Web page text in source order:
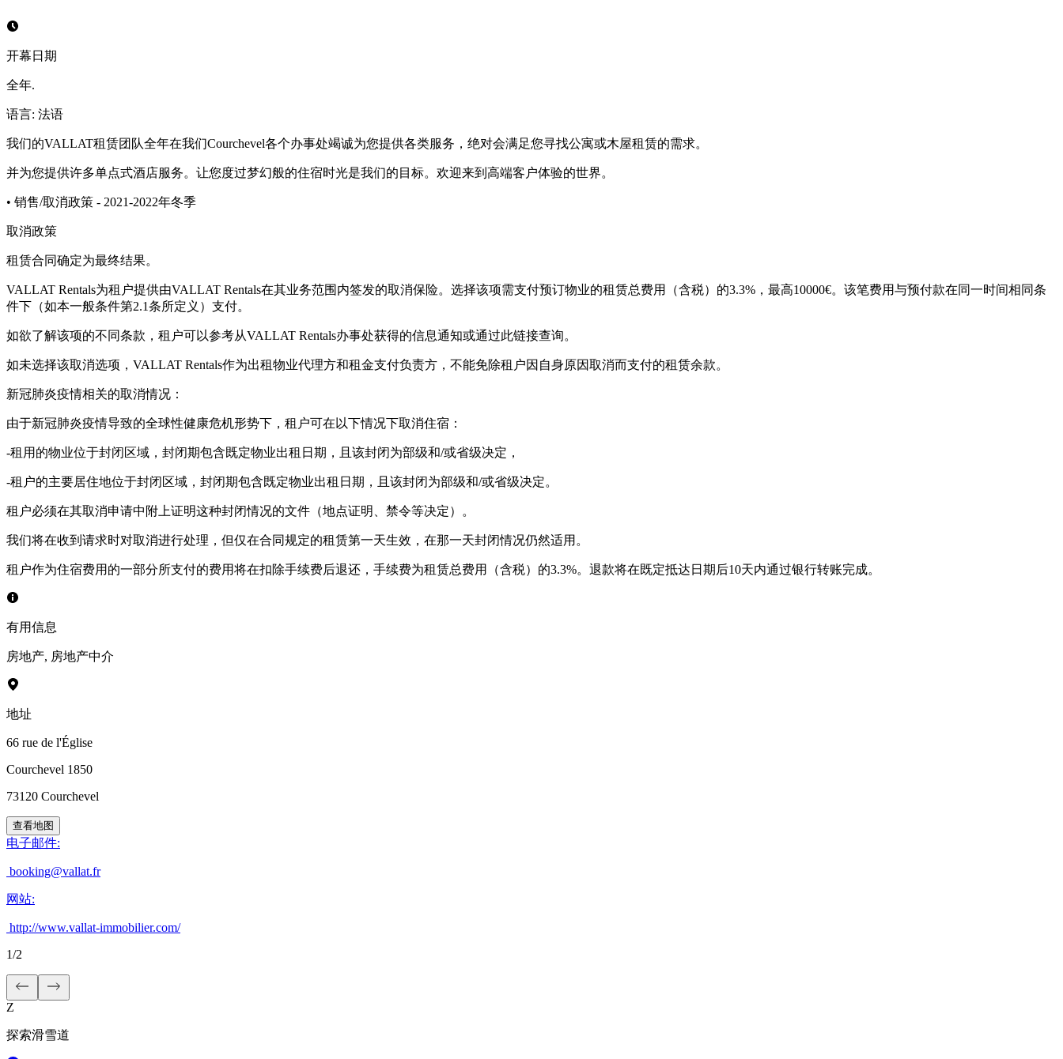
开幕日期
全年.
语言: 法语
我们的VALLAT租赁团队全年在我们Courchevel各个办事处竭诚为您提供各类服务，绝对会满足您寻找公寓或木屋租赁的需求。
并为您提供许多单点式酒店服务。让您度过梦幻般的住宿时光是我们的目标。欢迎来到高端客户体验的世界。
• 销售/取消政策 - 2021-2022年冬季
取消政策
租赁合同确定为最终结果。
VALLAT Rentals为租户提供由VALLAT Rentals在其业务范围内签发的取消保险。选择该项需支付预订物业的租赁总费用（含税）的3.3%，最高10000€。该笔费用与预付款在同一时间相同条
件下（如本一般条件第2.1条所定义）支付。
如欲了解该项的不同条款，租户可以参考从VALLAT Rentals办事处获得的信息通知或通过此链接查询。
如未选择该取消选项，VALLAT Rentals作为出租物业代理方和租金支付负责方，不能免除租户因自身原因取消而支付的租赁余款。
新冠肺炎疫情相关的取消情况：
由于新冠肺炎疫情导致的全球性健康危机形势下，租户可在以下情况下取消住宿：
-租用的物业位于封闭区域，封闭期包含既定物业出租日期，且该封闭为部级和/或省级决定，
-租户的主要居住地位于封闭区域，封闭期包含既定物业出租日期，且该封闭为部级和/或省级决定。
租户必须在其取消申请中附上证明这种封闭情况的文件（地点证明、禁令等决定）。
我们将在收到请求时对取消进行处理，但仅在合同规定的租赁第一天生效，在那一天封闭情况仍然适用。
租户作为住宿费用的一部分所支付的费用将在扣除手续费后退还，手续费为租赁总费用（含税）的3.3%。退款将在既定抵达日期后10天内通过银行转账完成。
有用信息
房地产, 房地产中介
地址
66 rue de l'Église
Courchevel 1850
73120 Courchevel
查看地图
电子邮件:
booking@vallat.fr
网站:
http://www.vallat-immobilier.com/
1/2
Z
探索滑雪道